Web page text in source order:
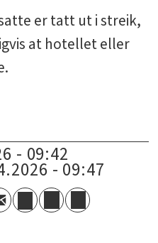
er tatt ut i streik,
at hotellet eller
- 09:42
- 09:47